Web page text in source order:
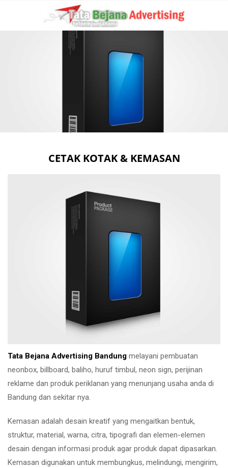
CETAK KOTAK & KEMASAN
Tata Bejana Advertising Bandung melayani pembuatan
neonbox, billboard, baliho, huruf timbul, neon sign, perijinan
reklame dan produk periklanan yang menunjang usaha anda di
Bandung dan sekitar nya.
Kemasan adalah desain kreatif yang mengaitkan bentuk,
struktur, material, warna, citra, tipografi dan elemen-elemen
desain dengan informasi produk agar produk dapat dipasarkan.
Kemasan digunakan untuk membungkus, melindungi, mengirim,